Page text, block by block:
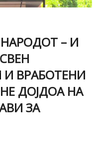
– И
ВРАБОТЕНИ
ДОЈДОА НА
ЗА